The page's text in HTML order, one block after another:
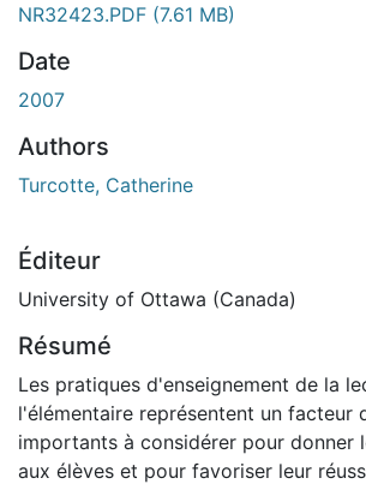
NR32423.PDF (7.61 MB)
Date
2007
Authors
Turcotte, Catherine
Éditeur
University of Ottawa (Canada)
Résumé
Les pratiques d'enseignement de la
l'élémentaire représentent un facteur
importants à considérer pour donner
aux élèves et pour favoriser leur